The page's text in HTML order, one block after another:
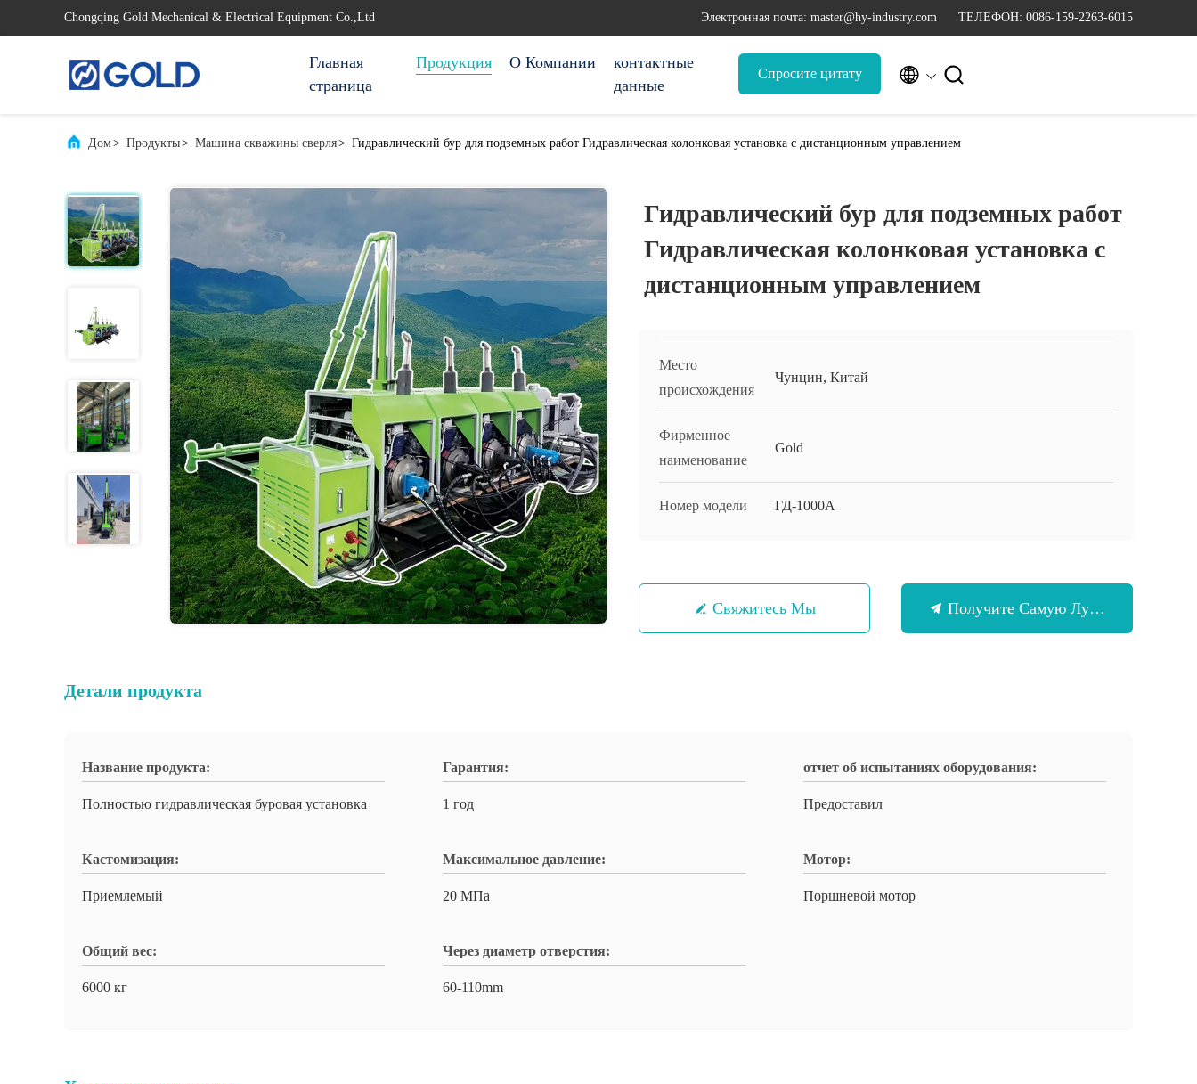
Chongqing Gold Mechanical & Electrical Equipment Co.,Ltd Электронная почта: master@hy-industry.com ТЕЛЕФОН: 0086-159-2263-6015
Главная
страница
Продукция О Компании
контактные
данные
Спросите цитату  
Дом> Продукты> Машина скважины сверля> Гидравлический бур для подземных работ Гидравлическая колонковая установка с дистанционным управлением
Гидравлический бур для подземных работ
Гидравлическая колонковая установка с
дистанционным управлением
Место
происхождения
Чунцин, Китай
Фирменное
наименование
Gold
Номер модели ГД-1000А
Свяжитесь Мы Получите Самую Лучшую Цену
Детали продукта
Название продукта:
Полностью гидравлическая буровая установка
Гарантия:
1 год
отчет об испытаниях оборудования:
Предоставил
Кастомизация:
Приемлемый
Максимальное давление:
20 МПа
Мотор:
Поршневой мотор
Общий вес:
6000 кг
Через диаметр отверстия:
60-110mm